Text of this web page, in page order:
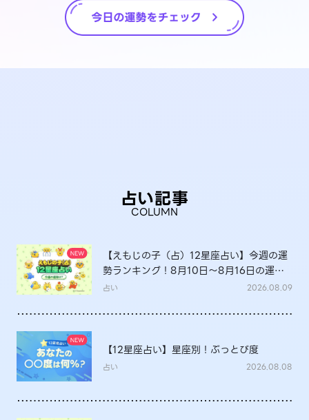
占い記事
COLUMN
【えもじの子（占）12星座占い】今週の運
勢ランキング！8月10日～8月16日の運勢
は？
占い 2026.08.09
【12星座占い】星座別！ぶっとび度
占い 2026.08.08